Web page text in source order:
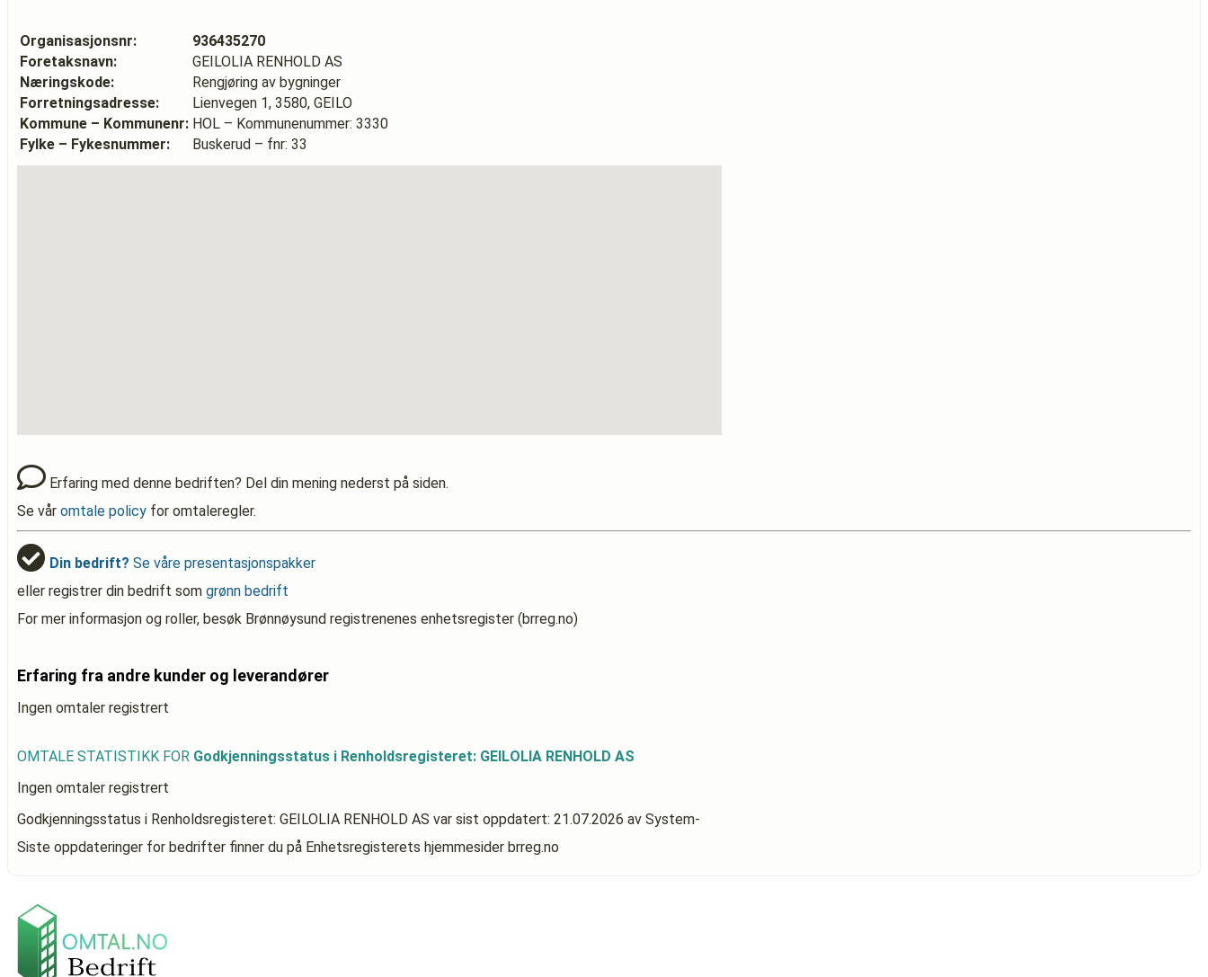
Organisasjonsnr:
936435270
Foretaksnavn:
GEILOLIA RENHOLD AS
Næringskode:
Rengjøring av bygninger
Forretningsadresse:
Lienvegen 1, 3580, GEILO
Kommune – Kommunenr: HOL – Kommunenummer: 3330
Fylke – Fykesnummer:
Buskerud – fnr: 33
Erfaring med denne bedriften? Del din mening nederst på siden.
Se vår omtale policy for omtaleregler.
Din bedrift? Se våre presentasjonspakker
eller registrer din bedrift som grønn bedrift
For mer informasjon og roller, besøk Brønnøysund registrenenes enhetsregister (brreg.no)
Erfaring fra andre kunder og leverandører
Ingen omtaler registrert
OMTALE STATISTIKK FOR Godkjenningsstatus i Renholdsregisteret: GEILOLIA RENHOLD AS
Ingen omtaler registrert
Godkjenningsstatus i Renholdsregisteret: GEILOLIA RENHOLD AS var sist oppdatert: 21.07.2026 av System-
Siste oppdateringer for bedrifter finner du på Enhetsregisterets hjemmesider brreg.no